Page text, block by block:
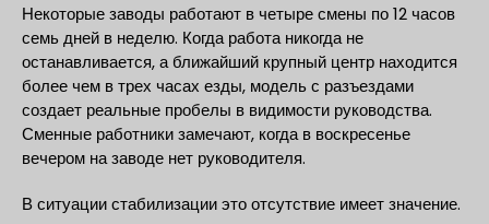
Некоторые заводы работают в четыре смены по 12 часов
семь дней в неделю. Когда работа никогда не
останавливается, а ближайший крупный центр находится
более чем в трех часах езды, модель с разъездами
создает реальные пробелы в видимости руководства.
Сменные работники замечают, когда в воскресенье
вечером на заводе нет руководителя.
В ситуации стабилизации это отсутствие имеет значение.